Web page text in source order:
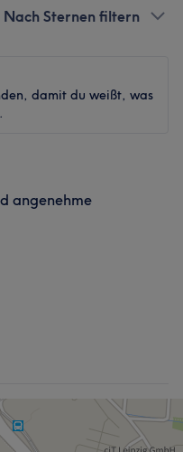
Nach Sternen filtern
damit du weißt, was
angenehme